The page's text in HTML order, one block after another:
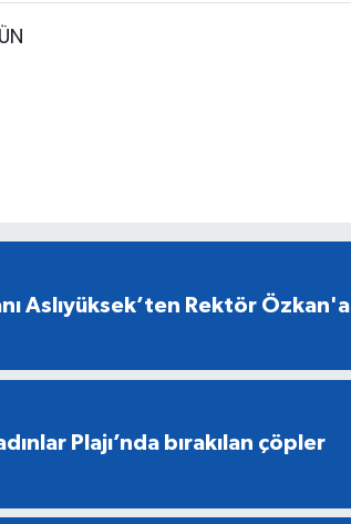
Aslıyüksek’ten Rektör Özkan'a
Plajı’nda bırakılan çöpler